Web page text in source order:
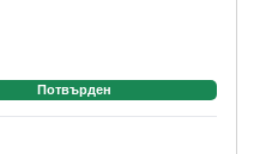
Потвърден